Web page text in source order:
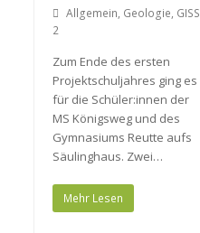
Allgemein, Geologie, GISS
2
Zum Ende des ersten
Projektschuljahres ging es
für die Schüler:innen der
MS Königsweg und des
Gymnasiums Reutte aufs
Säulinghaus. Zwei…
Mehr Lesen